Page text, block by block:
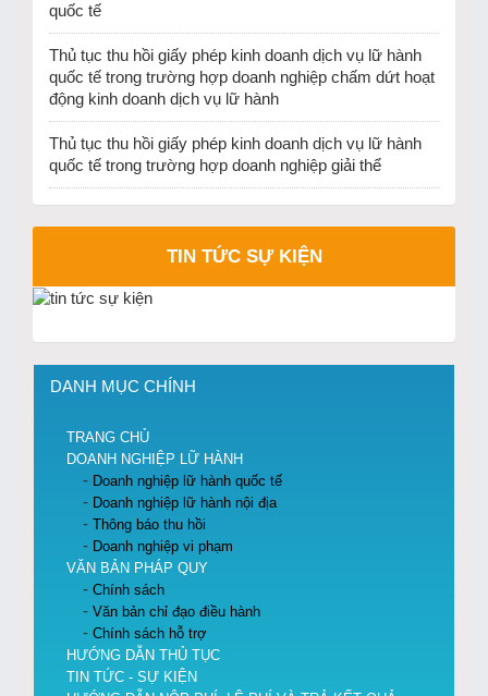
quốc tế
Thủ tục thu hồi giấy phép kinh doanh dịch vụ lữ hành
quốc tế trong trường hợp doanh nghiệp chấm dứt hoạt
động kinh doanh dịch vụ lữ hành
Thủ tục thu hồi giấy phép kinh doanh dịch vụ lữ hành
quốc tế trong trường hợp doanh nghiệp giải thể
TIN TỨC SỰ KIỆN
DANH MỤC CHÍNH
TRANG CHỦ
DOANH NGHIỆP LỮ HÀNH
Doanh nghiệp lữ hành quốc tế
Doanh nghiệp lữ hành nội địa
Thông báo thu hồi
Doanh nghiệp vi phạm
VĂN BẢN PHÁP QUY
Chính sách
Văn bản chỉ đạo điều hành
Chính sách hỗ trợ
HƯỚNG DẪN THỦ TỤC
TIN TỨC - SỰ KIỆN